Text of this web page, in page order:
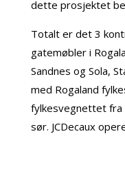
dette prosjektet
Totalt er det 3
gatemøbler i
Sandnes og Sola,
med Rogaland
fylkesvegnettet fra
sør. JCDecaux